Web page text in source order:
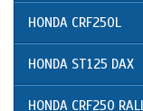
HONDA CRF250L
HONDA ST125 DAX
HONDA CRF250